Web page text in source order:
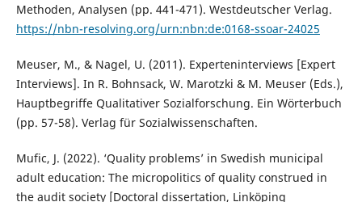
Methoden, Analysen (pp. 441-471). Westdeutscher Verlag.
https://nbn-resolving.org/urn:nbn:de:0168-ssoar-24025
Meuser, M., & Nagel, U. (2011). Experteninterviews [Expert
Interviews]. In R. Bohnsack, W. Marotzki & M. Meuser (Eds.),
Hauptbegriffe Qualitativer Sozialforschung. Ein Wörterbuch
(pp. 57-58). Verlag für Sozialwissenschaften.
Mufic, J. (2022). ‘Quality problems’ in Swedish municipal
adult education: The micropolitics of quality construed in
the audit society [Doctoral dissertation, Linköping